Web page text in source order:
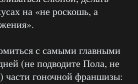
на «не роскошь, а
с самыми главными
(не подводите Пола, не
части гоночной франшизы: